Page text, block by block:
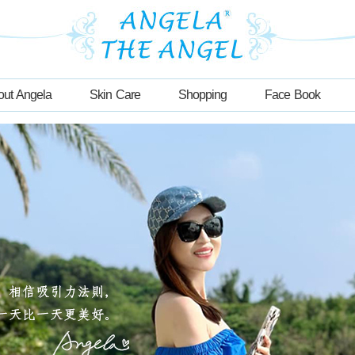
Angela Skin Care Shopping Face Book